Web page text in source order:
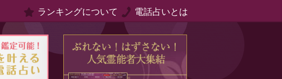
ランキングについて 電話占いとは